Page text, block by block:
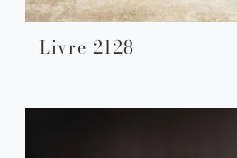
Livre 2128